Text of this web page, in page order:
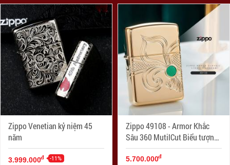
Zippo Venetian kỷ niệm 45
năm
3.999.000đ -11%
Zippo 49108 - Armor Khắc
Sâu 360 MutilCut Biểu tượng
Fleu-De-Lis
5.700.000đ